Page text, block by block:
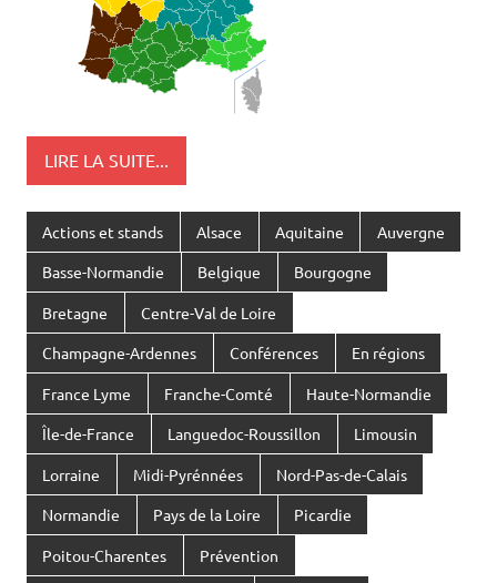
LIRE LA SUITE...
Actions et stands Alsace Aquitaine Auvergne
Basse-Normandie Belgique Bourgogne
Bretagne Centre-Val de Loire
Champagne-Ardennes Conférences En régions
France Lyme Franche-Comté Haute-Normandie
Île-de-France Languedoc-Roussillon Limousin
Lorraine Midi-Pyrénnées Nord-Pas-de-Calais
Normandie Pays de la Loire Picardie
Poitou-Charentes Prévention